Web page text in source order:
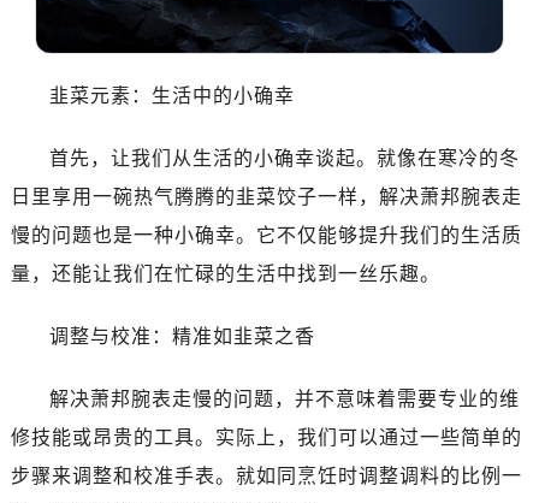
韭菜元素：生活中的小确幸
首先，让我们从生活的小确幸谈起。就像在寒冷的冬
日里享用一碗热气腾腾的韭菜饺子一样，解决萧邦腕表走
慢的问题也是一种小确幸。它不仅能够提升我们的生活质
量，还能让我们在忙碌的生活中找到一丝乐趣。
调整与校准：精准如韭菜之香
解决萧邦腕表走慢的问题，并不意味着需要专业的维
修技能或昂贵的工具。实际上，我们可以通过一些简单的
步骤来调整和校准手表。就如同烹饪时调整调料的比例一